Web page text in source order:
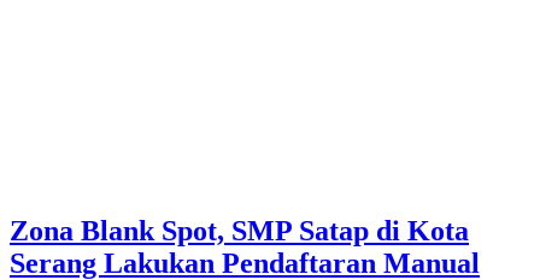
Zona Blank Spot, SMP Satap di Kota
Serang Lakukan Pendaftaran Manual